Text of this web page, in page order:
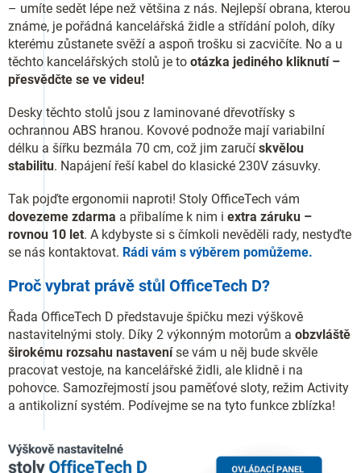
– umíte sedět lépe než většina z nás. Nejlepší obrana, kterou
známe, je pořádná kancelářská židle a střídání poloh, díky
kterému zůstanete svěží a aspoň trošku si zacvičíte. No a u
těchto kancelářských stolů je to otázka jediného kliknutí –
přesvědčte se ve videu!
Desky těchto stolů jsou z laminované dřevotřísky s
ochrannou ABS hranou. Kovové podnože mají variabilní
délku a šířku bezmála 70 cm, což jim zaručí skvělou
stabilitu. Napájení řeší kabel do klasické 230V zásuvky.
Tak pojďte ergonomii naproti! Stoly OfficeTech vám
dovezeme zdarma a přibalíme k nim i extra záruku –
rovnou 10 let. A kdybyste si s čímkoli nevěděli rady, nestyďte
se nás kontaktovat. Rádi vám s výběrem pomůžeme.
Proč vybrat právě stůl OfficeTech D?
Řada OfficeTech D představuje špičku mezi výškově
nastavitelnými stoly. Díky 2 výkonným motorům a obzvláště
širokému rozsahu nastaveníse vám u něj bude skvěle
pracovat vestoje, na kancelářské židli, ale klidně i na
pohovce. Samozřejmostí jsou paměťové sloty, režim Activity
a antikolizní systém. Podívejme se na tyto funkce zblízka!